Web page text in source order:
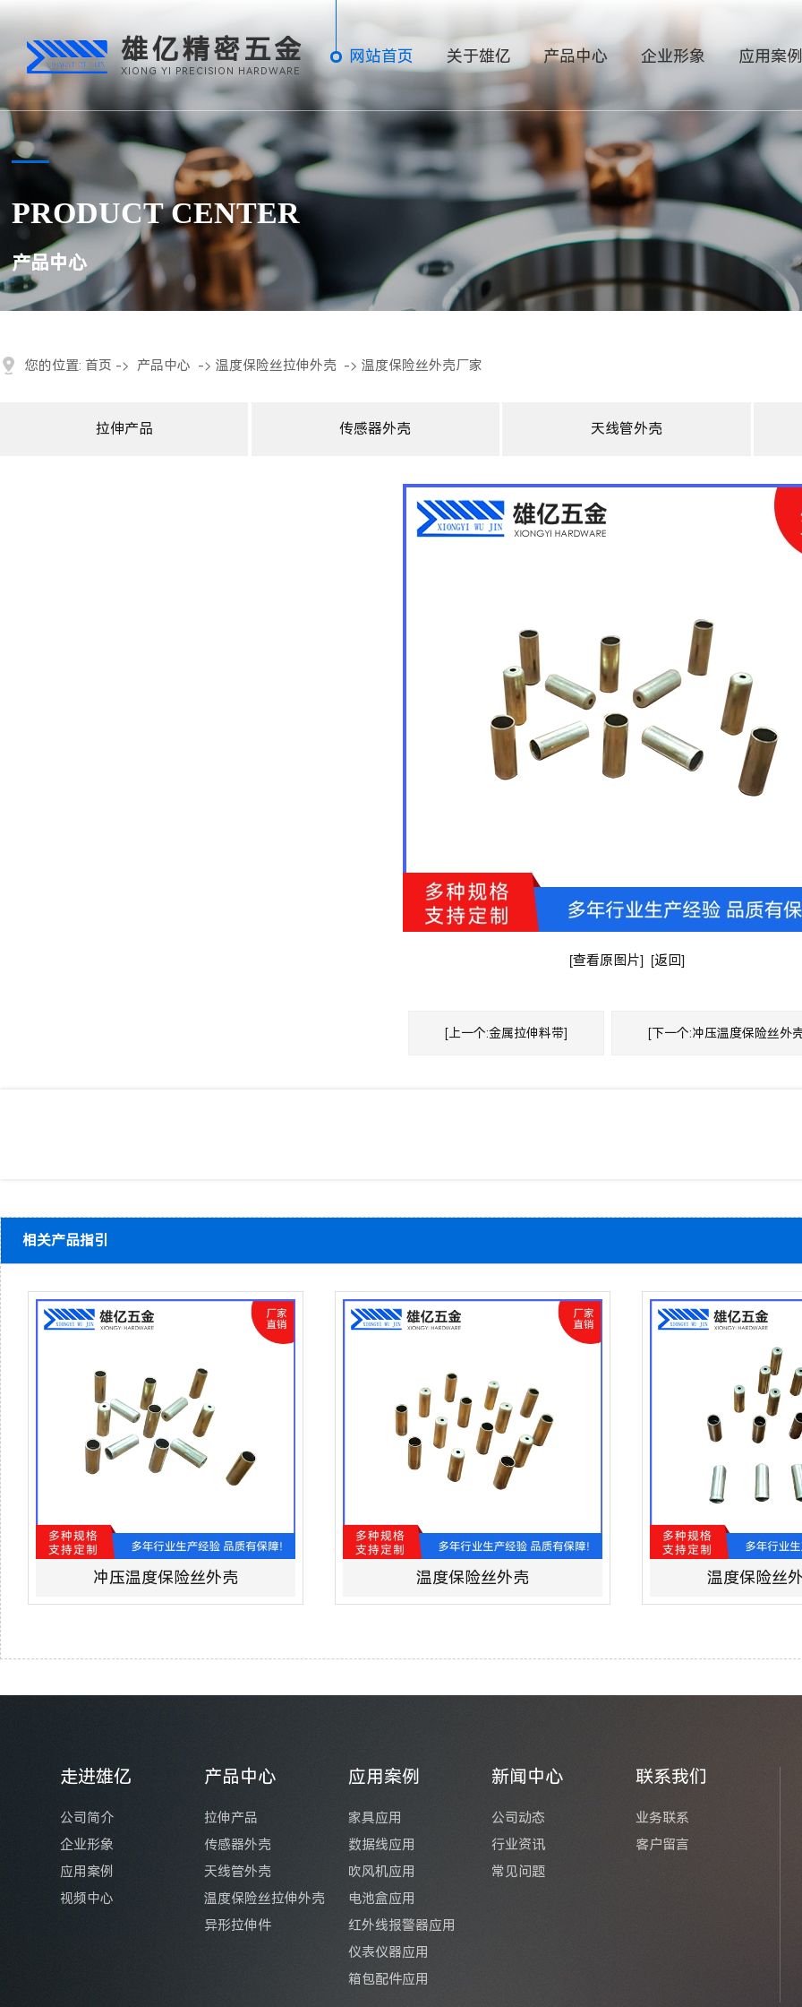
雄亿精密五金
XIONG YI PRECISION HARDWARE
网站首页 关于雄亿 产品中心 企业形象 应用案例
PRODUCT CENTER
产品中心
您的位置: 首页 -> 产品中心 -> 温度保险丝拉伸外壳 -> 温度保险丝外壳厂家
拉伸产品 传感器外壳 天线管外壳
[查看原图片] [返回]
[上一个:金属拉伸料带] [下一个:冲压温度保险丝外
相关产品指引
冲压温度保险丝外壳 温度保险丝外壳 温度保险丝
走进雄亿
公司简介
企业形象
应用案例
视频中心
产品中心
拉伸产品
传感器外壳
天线管外壳
温度保险丝拉伸外壳
异形拉伸件
应用案例
家具应用
数据线应用
吹风机应用
电池盒应用
红外线报警器应用
仪表仪器应用
箱包配件应用
新闻中心
公司动态
行业资讯
常见问题
联系我们
业务联系
客户留言